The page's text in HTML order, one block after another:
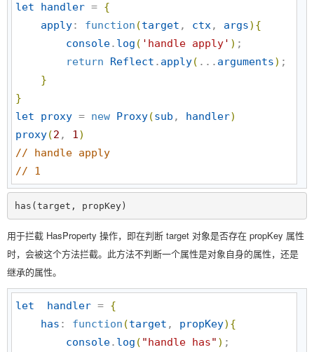
let
handler = {
apply: function (target , ctx, args) {
console. log ( ' handle apply' ) ;
return
Reflect . apply( ... arguments) ;
}
}
let
proxy = new Proxy(sub , handler)
proxy(2 , 1)
// handle apply
// 1
has(target, propKey)
用于拦截 HasProperty 操作，即在判断 target 对象是否存在 propKey 属性
时，会被这个方法拦截。此方法不判断一个属性是对象自身的属性，还是
继承的属性。
let handler = {
has : function (target , propKey) {
console. log ( "handle has" ) ;